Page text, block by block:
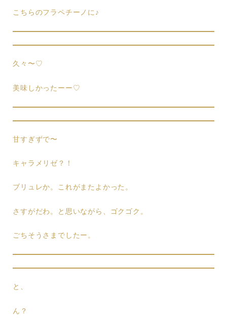
こちらのフラペチーノに♪
久々〜♡
美味しかったーー♡
甘すぎずで〜
キャラメリゼ？！
ブリュレか。これがまたよかった。
さすがだわ。と思いながら、ゴクゴク。
ごちそうさまでしたー。
と、
ん？